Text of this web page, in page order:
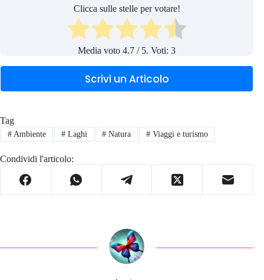
Clicca sulle stelle per votare!
Media voto4.7 / 5. Voti:3
Scrivi un Articolo
Tag
#Ambiente #Laghi # Natura # Viaggi e turismo
Condividi l'articolo: